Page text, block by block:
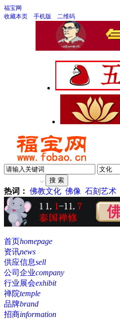
福宝网
收藏本页
手机版 二维码
热词： 佛教文化 佛像 石刻艺术
首页homepage
资讯news
供应信息sell
公司企业company
行业展会exhibit
禅院temple
品牌brand
招商information